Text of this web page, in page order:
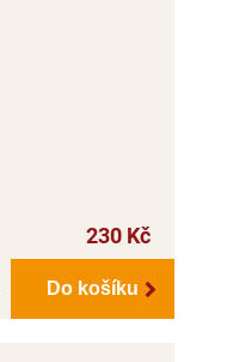
230 Kč
Do košíku